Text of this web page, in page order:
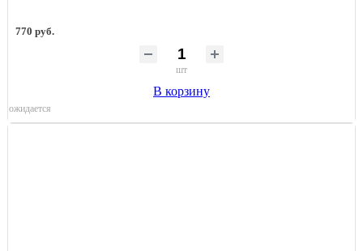
770 руб.
шт
В корзину
ожидается